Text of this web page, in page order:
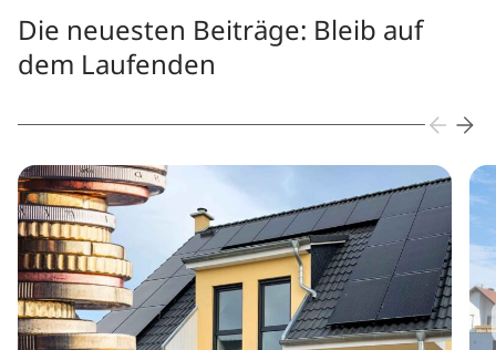
Die neuesten Beiträge: Bleib auf
dem Laufenden